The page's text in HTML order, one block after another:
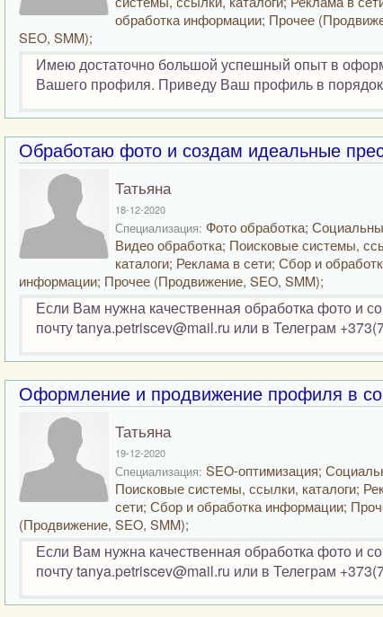
обработка информации; Прочее
SEO, SMM);
Имею достаточно большой успешный опыт в
Вашего профиля. Приведу Ваш профиль в
Обработаю фото и создам идеальные
Татьяна
18-12-2020
Специализация: Фото обработка;
Видео обработка; Поисковые системы,
каталоги; Реклама в сети; Сбор и
информации; Прочее (Продвижение, SEO, SMM);
Если Вам нужна качественная обработка фото и
почту tanya.petriscev@mail.ru или в Телеграм
Оформление и продвижение профиля в
Татьяна
19-12-2020
Специализация: SEO-оптимизация;
Поисковые системы, ссылки, каталоги;
сети; Сбор и обработка информации;
(Продвижение, SEO, SMM);
Если Вам нужна качественная обработка фото и
почту tanya.petriscev@mail.ru или в Телеграм